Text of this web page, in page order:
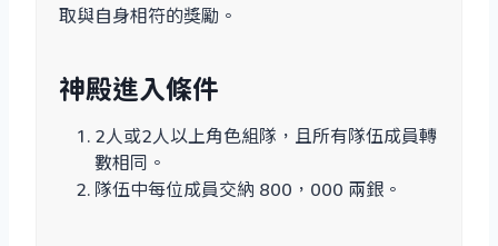
取與自身相符的獎勵。
神殿進入條件
2人或2人以上角色組隊，且所有隊伍成員轉
數相同。
隊伍中每位成員交納 800，000 兩銀。